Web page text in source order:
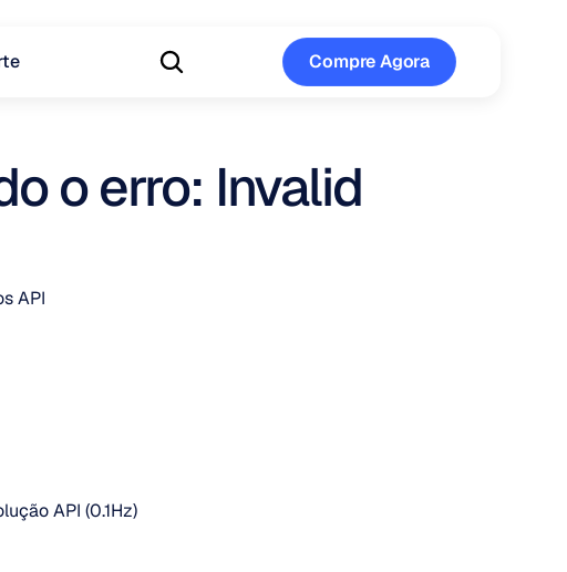
Compre Agora
o erro: Invalid
API
API (0.1Hz)